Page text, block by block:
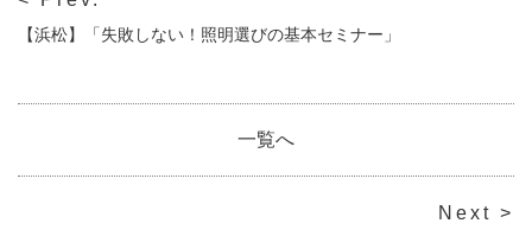
【浜松】「失敗しない！照明選びの基本セミナー」
一覧へ
Next >